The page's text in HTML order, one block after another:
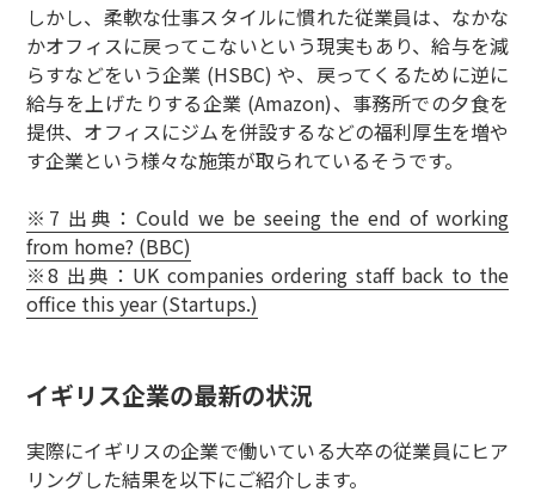
しかし、柔軟な仕事スタイルに慣れた従業員は、なかな
かオフィスに戻ってこないという現実もあり、給与を減
らすなどをいう企業 (HSBC) や、戻ってくるために逆に
給与を上げたりする企業 (Amazon)、事務所での夕食を
提供、オフィスにジムを併設するなどの福利厚生を増や
す企業という様々な施策が取られているそうです。
※7 出典：Could we be seeing the end of working
from home? (BBC)
※8 出典：UK companies ordering staff back to the
office this year (Startups.)
イギリス企業の最新の状況
実際にイギリスの企業で働いている大卒の従業員にヒア
リングした結果を以下にご紹介します。